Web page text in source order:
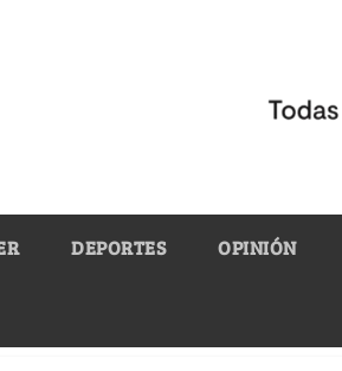
DEPORTES OPINIÓN